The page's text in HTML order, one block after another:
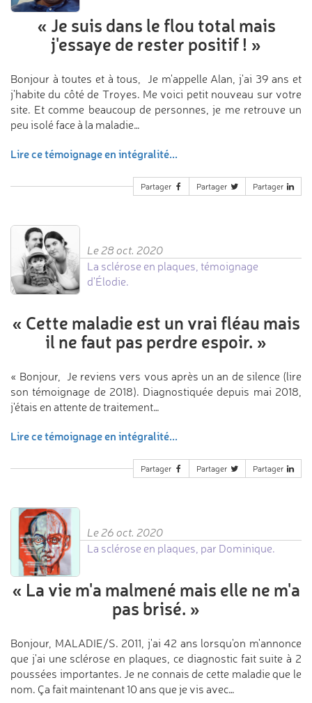
« Je suis dans le flou total mais
j'essaye de rester positif ! »
Bonjour à toutes et à tous, Je m'appelle Alan, j'ai 39 ans et
j'habite du côté de Troyes. Me voici petit nouveau sur votre
site. Et comme beaucoup de personnes, je me retrouve un
peu isolé face à la maladie…
Lire ce témoignage en intégralité...
Partager Partager Partager
Le 28 oct. 2020
La sclérose en plaques, témoignage
d'Élodie.
« Cette maladie est un vrai fléau mais
il ne faut pas perdre espoir. »
« Bonjour, Je reviens vers vous après un an de silence (lire
son témoignage de 2018). Diagnostiquée depuis mai 2018,
j'étais en attente de traitement…
Lire ce témoignage en intégralité...
Partager Partager Partager
Le 26 oct. 2020
La sclérose en plaques, par Dominique.
« La vie m'a malmené mais elle ne m'a
pas brisé. »
Bonjour, MALADIE/S. 2011, j'ai 42 ans lorsqu'on m'annonce
que j'ai une sclérose en plaques, ce diagnostic fait suite à 2
poussées importantes. Je ne connais de cette maladie que le
nom. Ça fait maintenant 10 ans que je vis avec…